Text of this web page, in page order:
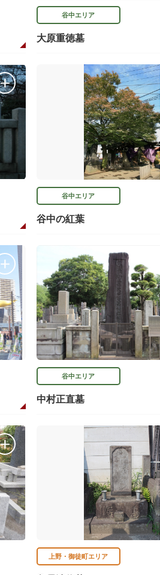
谷中エリア
大原重徳墓
谷中エリア
谷中の紅葉
谷中エリア
中村正直墓
上野・御徒町エリア